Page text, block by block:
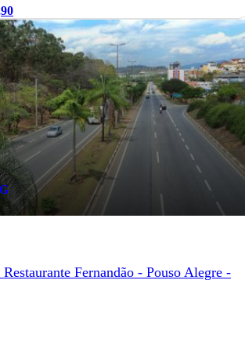
Fernandão - Pouso Alegre -